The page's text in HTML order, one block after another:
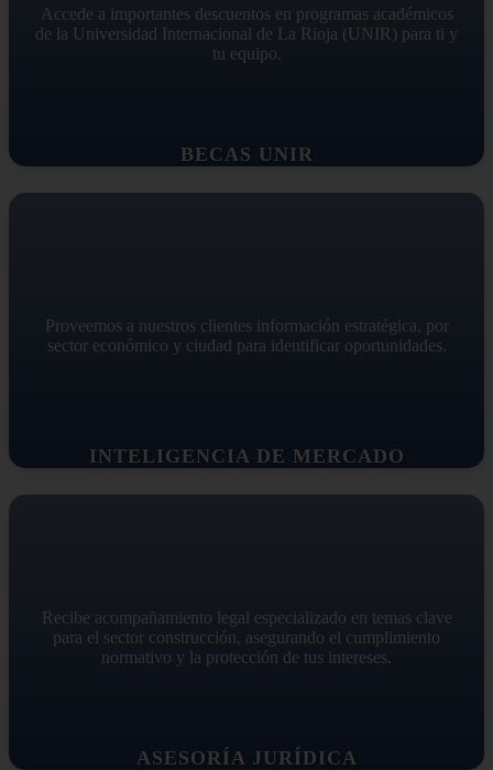
BECAS UNIR
Accede a importantes descuentos en programas académicos
de la Universidad Internacional de La Rioja (UNIR) para ti y
tu equipo.
INTELIGENCIA DE MERCADO
Proveemos a nuestros clientes información estratégica, por
sector económico y ciudad para identificar oportunidades.
ASESORÍA JURÍDICA
Recibe acompañamiento legal especializado en temas clave
para el sector construcción, asegurando el cumplimiento
normativo y la protección de tus intereses.